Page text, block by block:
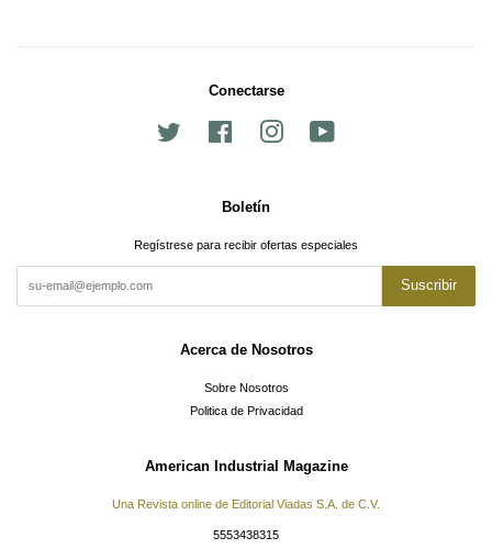
Conectarse
Facebook Instagram
Boletín
Regístrese para recibir ofertas especiales
Suscribir
Acerca de Nosotros
Sobre Nosotros
Politica de Privacidad
American Industrial Magazine
Una Revista online de Editorial Viadas S.A. de C.V.
5553438315